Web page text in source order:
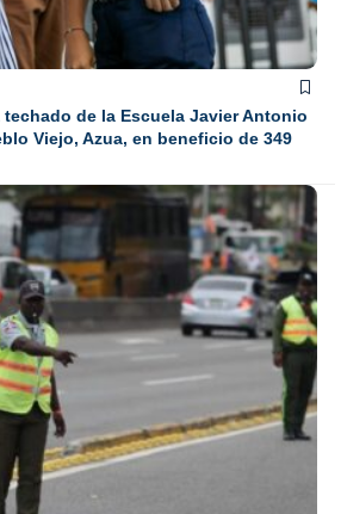
techado de la Escuela Javier Antonio
Viejo, Azua, en beneficio de 349